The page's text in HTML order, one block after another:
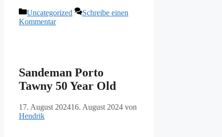
Kategorien
Uncategorized
Schreibe einen
Kommentar
Sandeman Porto
Tawny 50 Year Old
17. August 202416. August 2024 von
Hendrik